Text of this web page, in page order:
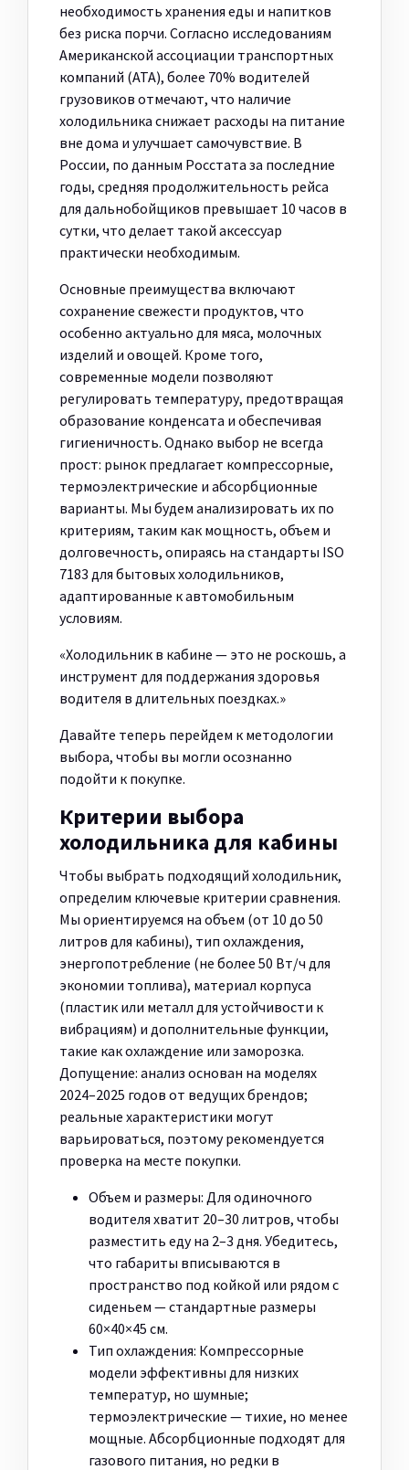
необходимость хранения еды и напитков
без риска порчи. Согласно исследованиям
Американской ассоциации транспортных
компаний (ATA), более 70% водителей
грузовиков отмечают, что наличие
холодильника снижает расходы на питание
вне дома и улучшает самочувствие. В
России, по данным Росстата за последние
годы, средняя продолжительность рейса
для дальнобойщиков превышает 10 часов в
сутки, что делает такой аксессуар
практически необходимым.
Основные преимущества включают
сохранение свежести продуктов, что
особенно актуально для мяса, молочных
изделий и овощей. Кроме того,
современные модели позволяют
регулировать температуру, предотвращая
образование конденсата и обеспечивая
гигиеничность. Однако выбор не всегда
прост: рынок предлагает компрессорные,
термоэлектрические и абсорбционные
варианты. Мы будем анализировать их по
критериям, таким как мощность, объем и
долговечность, опираясь на стандарты ISO
7183 для бытовых холодильников,
адаптированные к автомобильным
условиям.
«Холодильник в кабине — это не роскошь, а
инструмент для поддержания здоровья
водителя в длительных поездках.»
Давайте теперь перейдем к методологии
выбора, чтобы вы могли осознанно
подойти к покупке.
Критерии выбора
холодильника для кабины
Чтобы выбрать подходящий холодильник,
определим ключевые критерии сравнения.
Мы ориентируемся на объем (от 10 до 50
литров для кабины), тип охлаждения,
энергопотребление (не более 50 Вт/ч для
экономии топлива), материал корпуса
(пластик или металл для устойчивости к
вибрациям) и дополнительные функции,
такие как охлаждение или заморозка.
Допущение: анализ основан на моделях
2024–2025 годов от ведущих брендов;
реальные характеристики могут
варьироваться, поэтому рекомендуется
проверка на месте покупки.
Объем и размеры: Для одиночного
водителя хватит 20–30 литров, чтобы
разместить еду на 2–3 дня. Убедитесь,
что габариты вписываются в
пространство под койкой или рядом с
сиденьем — стандартные размеры
60×40×45 см.
Тип охлаждения: Компрессорные
модели эффективны для низких
температур, но шумные;
термоэлектрические — тихие, но менее
мощные. Абсорбционные подходят для
газового питания, но редки в